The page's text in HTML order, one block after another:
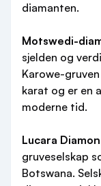
diamanten.
Motswedi-
sjelden og
Karowe-
karat og er en
moderne tid.
Lucara
gruveselskap
Botswana.